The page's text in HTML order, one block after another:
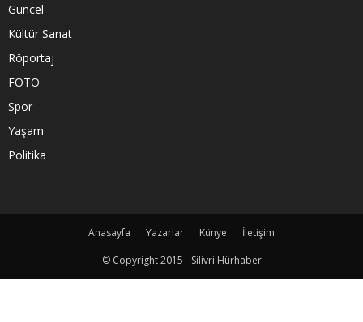
Güncel
Kültür Sanat
Röportaj
FOTO
Spor
Yaşam
Politika
Anasayfa Yazarlar Künye
İletişim
© Copyright 2015 - Silivri Hürhaber